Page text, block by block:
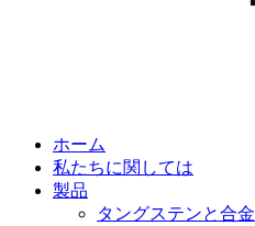
ホーム
私たちに関しては
製品
タングステンと合金